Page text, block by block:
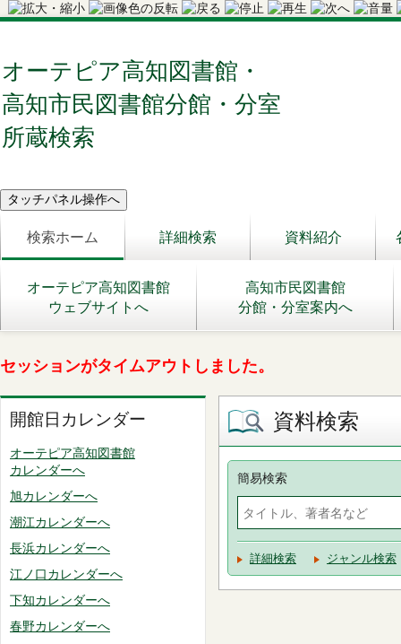
オーテピア高知図書館・
高知市民図書館分館・分室
所蔵検索
検索ホーム 詳細検索 資料紹介
オーテピア高知図書館
ウェブサイトへ
高知市民図書館
分館・分室案内へ
セッションがタイムアウトしました。
開館日カレンダー
オーテピア高知図書館
カレンダーへ
旭カレンダーへ
潮江カレンダーへ
長浜カレンダーへ
江ノ口カレンダーへ
下知カレンダーへ
春野カレンダーへ
資料検索
簡易検索
詳細検索 ジャンル検索